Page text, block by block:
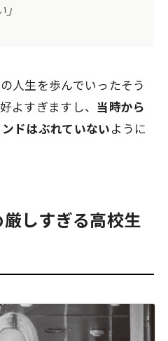
人生を歩んでいったそう
よすぎますし、 当時から
ドはぶれていないように
しすぎる高校生